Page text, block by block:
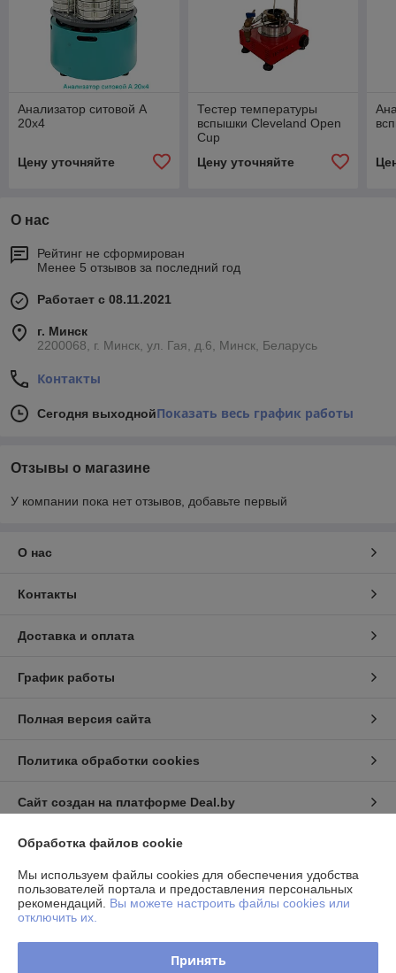
Анализатор ситовой А
20х4
Цену уточняйте
Тестер температуры
вспышки Cleveland Open
Cup
Цену уточняйте
О нас
Рейтинг не сформирован
Менее 5 отзывов за последний год
Работает с 08.11.2021
г. Минск
2200068, г. Минск, ул. Гая, д.6, Минск, Беларусь
Контакты
Сегодня выходнойПоказать весь график работы
Отзывы о магазине
У компании пока нет отзывов, добавьте первый
О нас
Контакты
Доставка и оплата
График работы
Полная версия сайта
Политика обработки cookies
Сайт создан на платформе Deal.by
Юридическое лицо:Частное торговое унитарное предприятие
«Фелонь»
220068, г.Минск, ул.Гая, д.6
Регистрационный номер ЕГР: 193136830
Обработка файлов cookie
Мы используем файлы cookies для обеспечения удобства
пользователей портала и предоставления персональных
рекомендаций. Вы можете настроить файлы cookies или
отключить их.
Принять